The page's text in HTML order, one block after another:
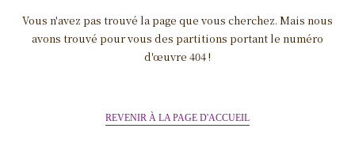
Vous n'avez pas trouvé la page que vous cherchez. Mais nous
avons trouvé pour vous des partitions portant le numéro
d'œuvre 404 !
REVENIR À LA PAGE D'ACCUEIL